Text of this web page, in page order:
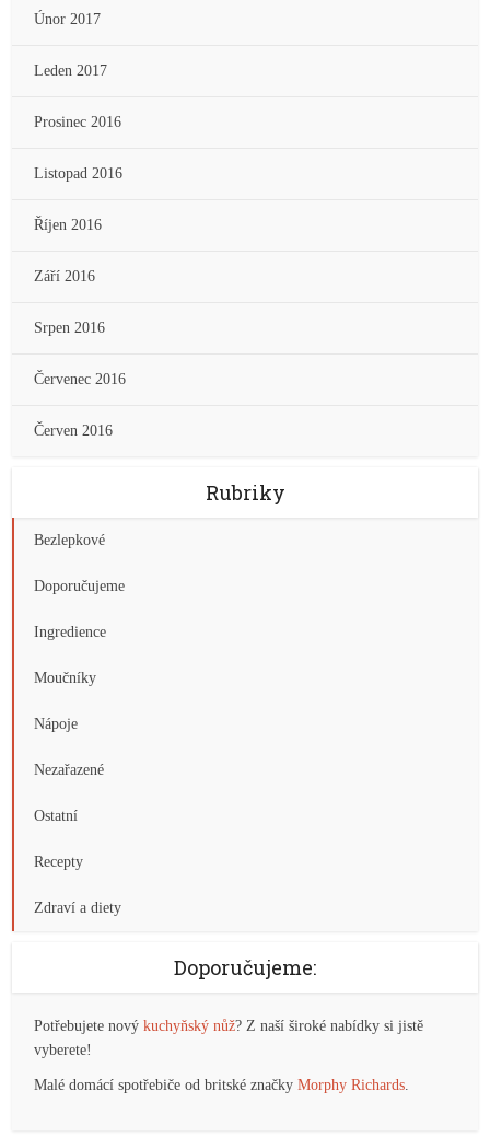
Únor 2017
Leden 2017
Prosinec 2016
Listopad 2016
Říjen 2016
Září 2016
Srpen 2016
Červenec 2016
Červen 2016
Rubriky
Bezlepkové
Doporučujeme
Ingredience
Moučníky
Nápoje
Nezařazené
Ostatní
Recepty
Zdraví a diety
Doporučujeme:
Potřebujete novýkuchyňský nůž? Z naší široké nabídky si jistě
vyberete!
Malé domácí spotřebiče od britské značkyMorphy Richards